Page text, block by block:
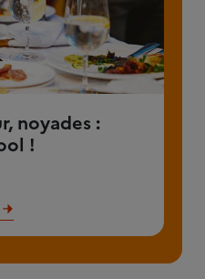
noyades :
!